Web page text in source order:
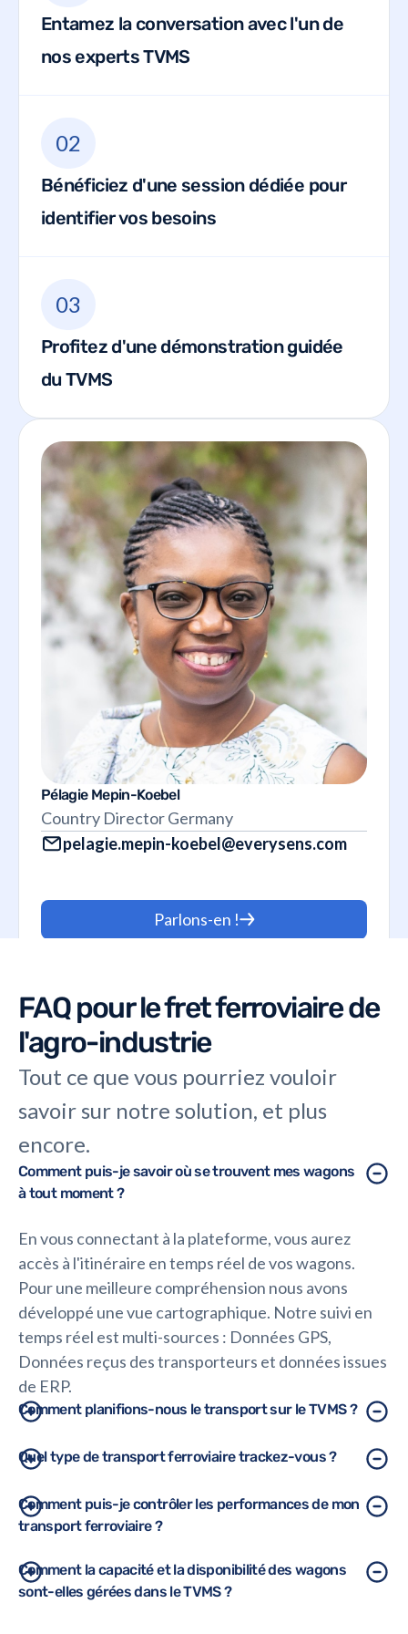
Entamez la conversation avec l'un de
nos experts TVMS
02
Bénéficiez d'une session dédiée pour
identifier vos besoins
03
Profitez d'une démonstration guidée
du TVMS
Pélagie Mepin-Koebel
Country Director Germany
pelagie.mepin-koebel@everysens.com
Parlons-en !
FAQ pour le fret ferroviaire de
l'agro-industrie
Tout ce que vous pourriez vouloir
savoir sur notre solution, et plus
encore.
Comment puis-je savoir où se trouvent mes wagons
à tout moment ?
En vous connectant à la plateforme, vous aurez
accès à l'itinéraire en temps réel de vos wagons.
Pour une meilleure compréhension nous avons
développé une vue cartographique. Notre suivi en
temps réel est multi-sources : Données GPS,
Données reçus des transporteurs et données issues
de ERP.
Comment planifions-nous le transport sur le TVMS ?
C'est très simple ! Dans notre module « Smart
en réponse à la commande de votre client. Toutes les
parties concernées sont informées de cette
commande, afin qu'elles puissent parvenir à un
accord commun. Votre assistant IA, RALF, intervient
ensuite pour optimiser l'itinéraire et la composition
Quel type de transport ferroviaire trackez-vous ?
Pour l'instant, notre solution nous permet de
planifier, de suivre et de gérer des trains complets et
compte uniquement du coté ferroviaire et nécessite
donc l'utilisation d'un autre TMS spécialisé dans le
Comment puis-je contrôler les performances de mon
transport ferroviaire ?
Nos tableaux de bord affichent tous les KPI de
transport pertinents pour contrôler, analyser et
Comment la capacité et la disponibilité des wagons
sont-elles gérées dans le TVMS ?